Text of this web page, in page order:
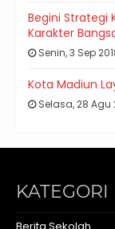
Begini Strategi
Karakter
Senin, 3 Sep
Kota Madiun
Selasa, 28 Agu
KATEGORI